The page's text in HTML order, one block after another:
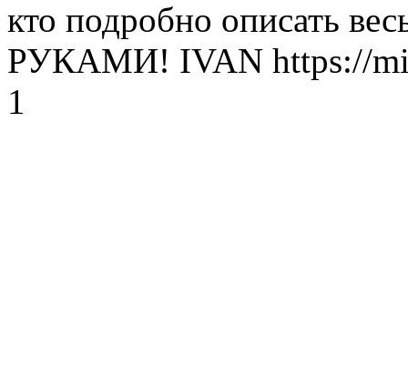
кто подробно описать
РУКАМИ! IVAN https://
1